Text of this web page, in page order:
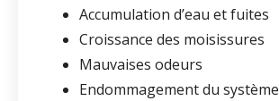
Accumulation d’eau et fuites
Croissance des moisissures
Mauvaises odeurs
Endommagement du système